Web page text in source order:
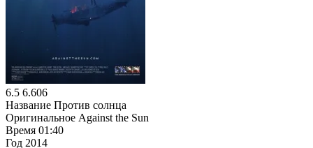
6.5 6.606
Название Против солнца
Оригинальное Against the Sun
Время 01:40
Год 2014